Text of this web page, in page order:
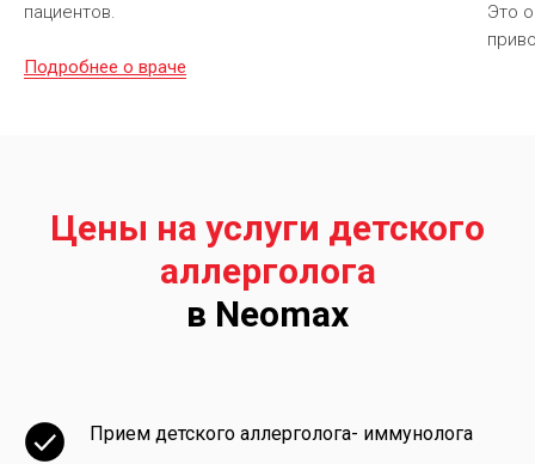
пациентов.
Подробнее о враче
Это
Цены на услуги детского
аллерголога
в Neomax
Прием детского аллерголога- иммунолога